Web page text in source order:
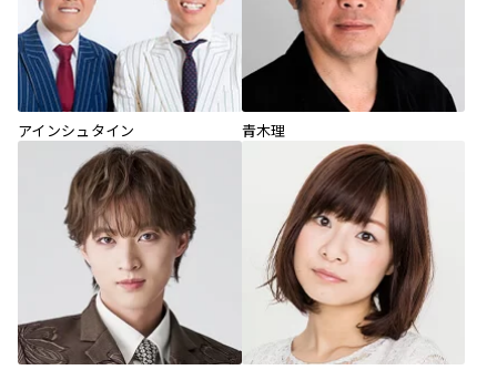
アインシュタイン 青木理